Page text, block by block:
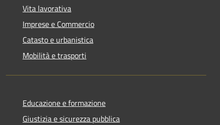
Vita lavorativa
Imprese e Commercio
Catasto e urbanistica
Mobilità e trasporti
Educazione e formazione
Giustizia e sicurezza pubblica